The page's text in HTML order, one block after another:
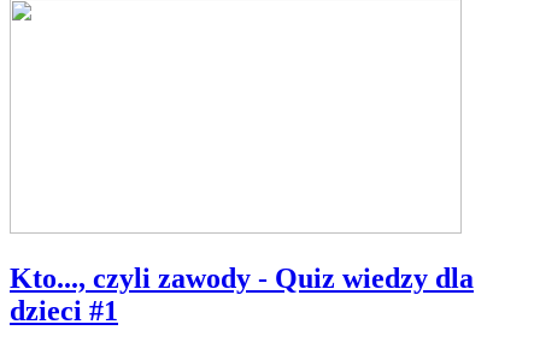
Kto..., czyli zawody - Quiz wiedzy dla
dzieci #1